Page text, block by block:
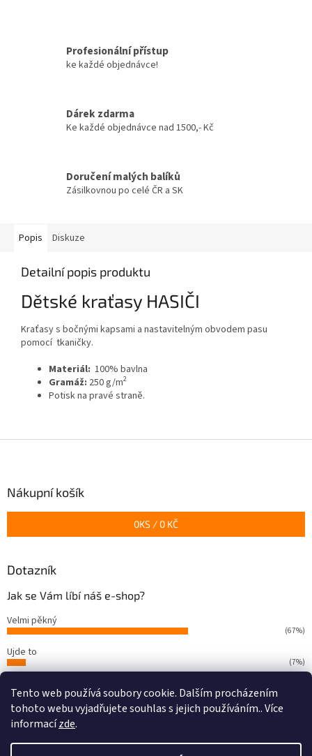
Tento web používá soubory cookie. Dalším procházením
tohoto webu vyjadřujete souhlas s jejich používáním.. Více
informacízde.
Profesionální přístup
ke každé objednávce!
Dárek zdarma
Ke každé objednávce nad 1500,- Kč
Doručení malých balíků
Zásilkovnou po celé ČR a SK
Popis Diskuze
Detailní popis produktu
Dětské kraťasy HASIČI
Kraťasy s bočnými kapsami a nastavitelným obvodem pasu
pomocí tkaničky.
Materiál: 100% bavlna
Gramáž: 250 g/m2
Potisk na pravé straně.
Nákupní košík
0KS / 0 KČ
Dotazník
Jak se Vám líbí náš e-shop?
Velmi pěkný
(67%)
Ujde to
(7%)
Počet hlasů:66